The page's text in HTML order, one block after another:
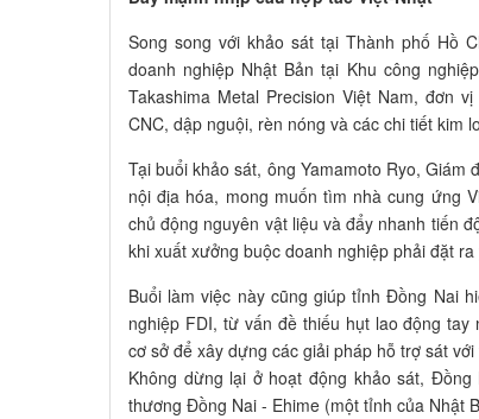
Song song với khảo sát tại Thành phố Hồ
doanh nghiệp Nhật Bản tại Khu công
Takashima Metal Precision Việt Nam, đơn
CNC, dập nguội, rèn nóng và các chi tiết kim
Tại buổi khảo sát, ông Yamamoto Ryo,
nội địa hóa, mong muốn tìm nhà cung ứng
chủ động nguyên vật liệu và đẩy nhanh tiến
khi xuất xưởng buộc doanh nghiệp phải đặt
Buổi làm việc này cũng giúp tỉnh Đồng Nai
nghiệp FDI, từ vấn đề thiếu hụt lao động
cơ sở để xây dựng các giải pháp hỗ trợ sát
Không dừng lại ở hoạt động khảo sát,
thương Đồng Nai - Ehime (một tỉnh của Nhật